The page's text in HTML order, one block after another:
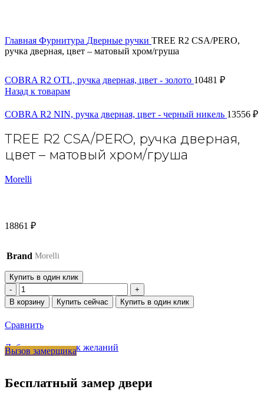
Главная Фурнитура Дверные ручки TREE R2 CSA/PERO,
ручка дверная, цвет – матовый хром/груша
COBRA R2 OTL, ручка дверная, цвет - золото 10481 ₽
Назад к товарам
COBRA R2 NIN, ручка дверная, цвет - черный никель 13556 ₽
TREE R2 CSA/PERO, ручка дверная,
цвет – матовый хром/груша
Morelli
18861 ₽
Brand Morelli
Купить в один клик
Количество
товара
TREE
CSA/PERO,
дверная,
матовый
В корзину Купить сейчас Купить в один клик
Сравнить
Добавить в список желаний
Вызов замерщика
Бесплатный замер двери